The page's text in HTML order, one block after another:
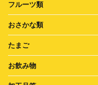
フルーツ類
おさかな類
たまご
お飲み物